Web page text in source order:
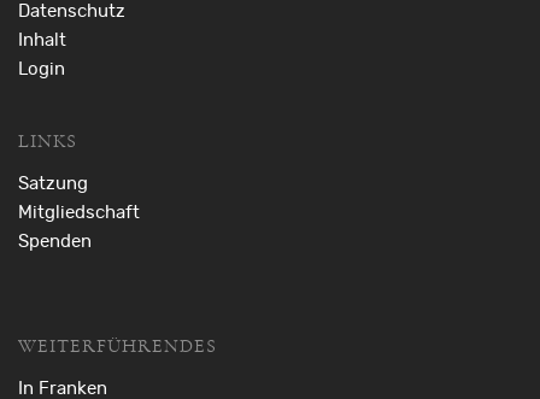
Datenschutz
Inhalt
Login
LINKS
Satzung
Mitgliedschaft
Spenden
WEITERFÜHRENDES
In Franken